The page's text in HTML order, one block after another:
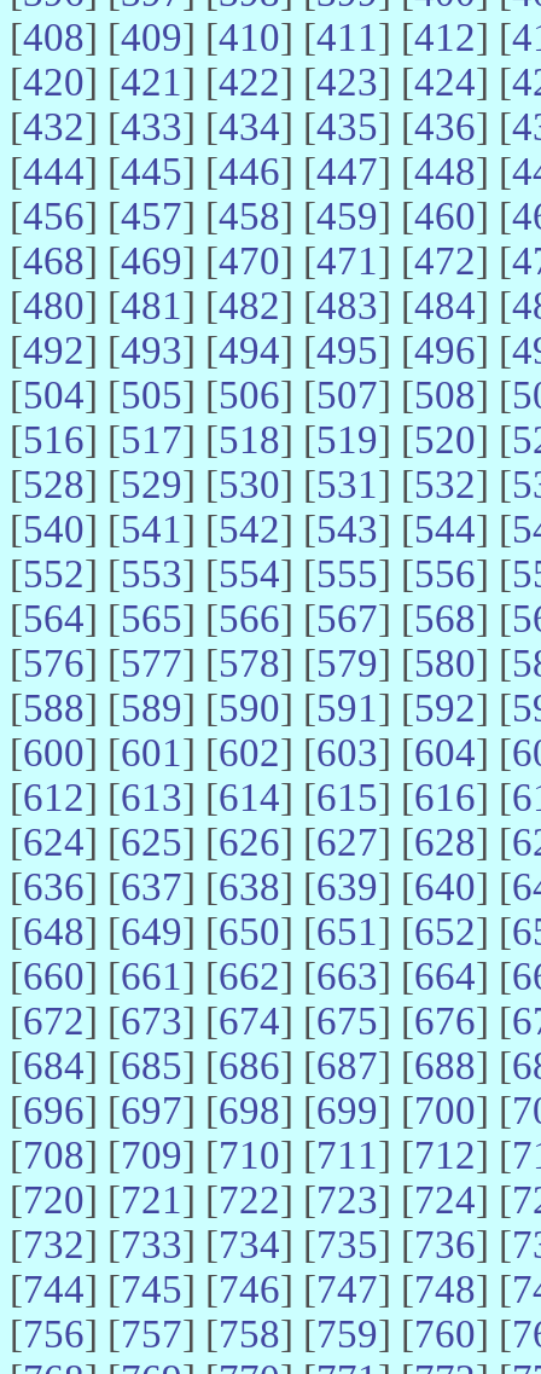
[408] [409] [410] [411] [412] [
[420] [421] [422] [423] [424] [
[432] [433] [434] [435] [436] [
[444] [445] [446] [447] [448] [
[456] [457] [458] [459] [460] [
[468] [469] [470] [471] [472] [
[480] [481] [482] [483] [484] [
[492] [493] [494] [495] [496] [
[504] [505] [506] [507] [508] [
[516] [517] [518] [519] [520] [
[528] [529] [530] [531] [532] [
[540] [541] [542] [543] [544] [
[552] [553] [554] [555] [556] [
[564] [565] [566] [567] [568] [
[576] [577] [578] [579] [580] [
[588] [589] [590] [591] [592] [
[600] [601] [602] [603] [604] [
[612] [613] [614] [615] [616] [
[624] [625] [626] [627] [628] [
[636] [637] [638] [639] [640] [
[648] [649] [650] [651] [652] [
[660] [661] [662] [663] [664] [
[672] [673] [674] [675] [676] [
[684] [685] [686] [687] [688] [
[696] [697] [698] [699] [700] [
[708] [709] [710] [711] [712] [
[720] [721] [722] [723] [724] [
[732] [733] [734] [735] [736] [
[744] [745] [746] [747] [748] [
[756] [757] [758] [759] [760] [